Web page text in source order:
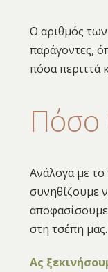
Ο αριθμός των
παράγοντες,
πόσα περιττά
Πόσο
Ανάλογα με το
συνηθίζουμε
στη τσέπη
Ας